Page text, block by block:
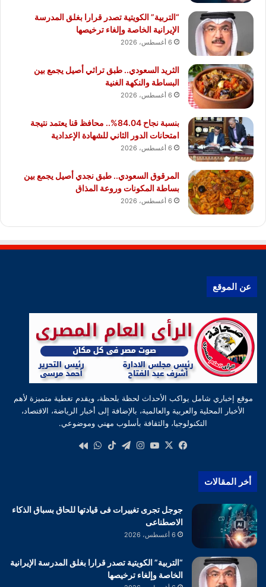
“التربية” الكويتية تصدر قرارا بغلق المدرسة
الإيرانية الخاصة وإلغاء ترخيصها
6 أغسطس، 2026
الثريد السعودي.. طبق تراثي أصيل يجمع بين
البساطة والنكهة الغنية
6 أغسطس، 2026
بنسبة نجاح 84.04%.. محافظ قنا يعتمد نتيجة
امتحانات الدور الثاني للشهادة الإعدادية
6 أغسطس، 2026
المرقوق السعودي.. طبق نجدي أصيل يجمع بين
بساطة المكونات وروعة المذاق
6 أغسطس، 2026
عن الموقع
موقع إخباري شامل يواكب الأحداث لحظة بلحظة، ويقدم تغطية متميزة لأهم
الأخبار المحلية والعربية والعالمية، بالإضافة إلى أخبار الرياضة، الاقتصاد،
التكنولوجيا، والثقافة بأسلوب مهني وموضوعي.
فيسبوك
‫X
‫YouTube
انستقرام
تيلقرام‫TikTokواتساب
أخر المقالات
جوجل تجرى تغييرات فى قيادتها للحاق بسباق الذكاء
الاصطناعى
6 أغسطس، 2026
“التربية” الكويتية تصدر قرارا بغلق المدرسة الإيرانية
الخاصة وإلغاء ترخيصها